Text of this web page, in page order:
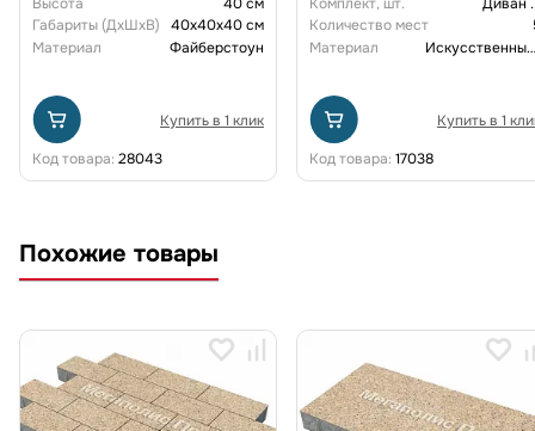
Габариты (ДxШxВ)
40x40x40 см
Материал
Файберстоун
Купить в 1 клик
Код товара: 28043
Количество мест
Материал
Искусственный ротанг
Купить в 1
Код товара: 17038
Похожие товары